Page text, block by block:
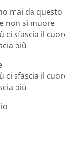
mai da questo
non si muore
ci sfascia il
più
ci sfascia il
più